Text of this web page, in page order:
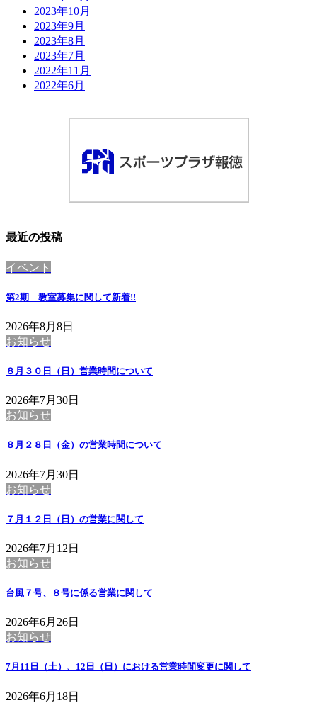
2023年10月
2023年9月
2023年8月
2023年7月
2022年11月
2022年6月
最近の投稿
イベント
第2期 教室募集に関して新着!!
2026年8月8日
お知らせ
８月３０日（日）営業時間について
2026年7月30日
お知らせ
８月２８日（金）の営業時間について
2026年7月30日
お知らせ
７月１２日（日）の営業に関して
2026年7月12日
お知らせ
台風７号、８号に係る営業に関して
2026年6月26日
お知らせ
7月11日（土）、12日（日）における営業時間変更に関して
2026年6月18日